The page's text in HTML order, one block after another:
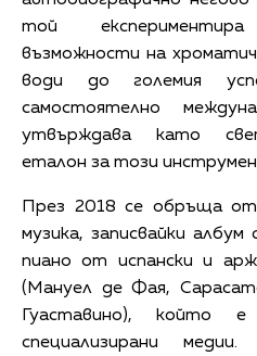
той
възможности на
води до големия
самостоятелно
утвърждава като
еталон за този
През 2018 се обръща
музика, записвайки
пиано от испански и
(Мануел де Фая,
Гуаставино), който
специализирани